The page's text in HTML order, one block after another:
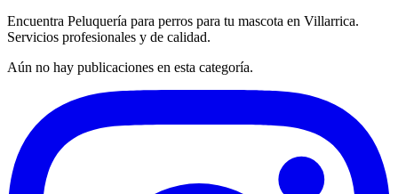
Encuentra Peluquería para perros para tu mascota en Villarrica.
Servicios profesionales y de calidad.
Aún no hay publicaciones en esta categoría.